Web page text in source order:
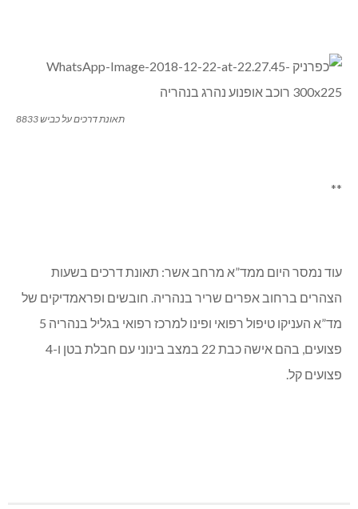
תאונת דרכים על כביש 8833
**
עוד נמסר היום ממד”א מרחב אשר: תאונת דרכים בשעות
הצהרים ברחוב אפרים שריר בנהריה. חובשים ופראמדיקים של
מד”א העניקו טיפול רפואי ופינו למרכז רפואי בגליל בנהריה 5
פצועים, בהם אישה כבת 22 במצב בינוני עם חבלת בטן ו-4
פצועים קל.